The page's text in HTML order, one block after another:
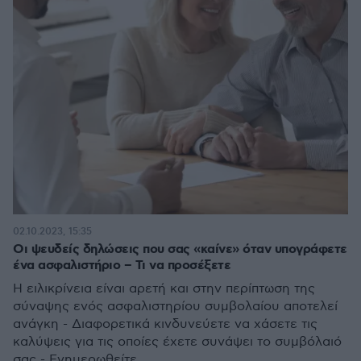
Οι ψευδείς δηλώσεις που σας «καίνε» όταν υπογράφετε
ένα ασφαλιστήριο – Τι να προσέξετε
Η ειλικρίνεια είναι αρετή και στην περίπτωση της
σύναψης ενός ασφαλιστηρίου συμβολαίου αποτελεί
ανάγκη - Διαφορετικά κινδυνεύετε να χάσετε τις
καλύψεις για τις οποίες έχετε συνάψει το συμβόλαιό
02.10.2023, 15:35